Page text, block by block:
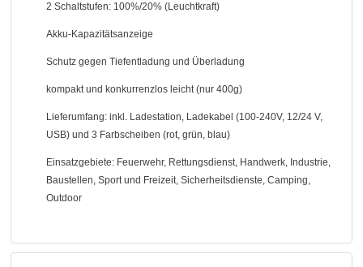
2 Schaltstufen: 100%/20% (Leuchtkraft)
Akku-Kapazitätsanzeige
Schutz gegen Tiefentladung und Überladung
kompakt und konkurrenzlos leicht (nur 400g)
Lieferumfang: inkl. Ladestation, Ladekabel (100-240V, 12/24 V,
USB) und 3 Farbscheiben (rot, grün, blau)
Einsatzgebiete: Feuerwehr, Rettungsdienst, Handwerk, Industrie,
Baustellen, Sport und Freizeit, Sicherheitsdienste, Camping,
Outdoor